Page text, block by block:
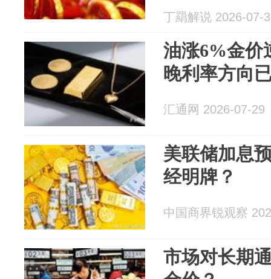
丁羂解说 2026-07-
油涨6%金价
晚利率方向
汇通网 2026-07-29
美联储加息
经明牌？
中国商界锐观察
市场对长期